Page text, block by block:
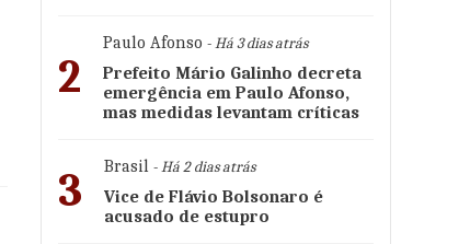
2
Paulo Afonso - Há 3 dias atrás
Prefeito Mário Galinho decreta
emergência em Paulo Afonso,
mas medidas levantam críticas
3 Brasil - Há 2 dias atrás
Vice de Flávio Bolsonaro é
acusado de estupro